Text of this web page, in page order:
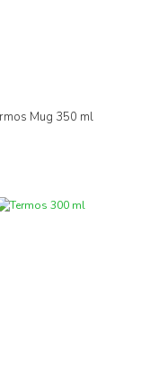
Mug 350 ml